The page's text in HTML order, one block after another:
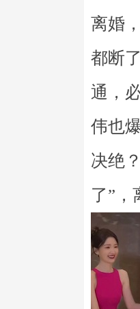
离婚
都断
通，
伟也
决绝
了”，